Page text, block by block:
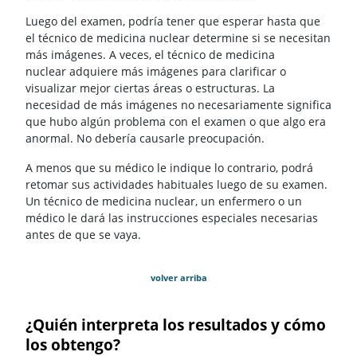
Luego del examen, podría tener que esperar hasta que
el técnico de medicina nuclear determine si se necesitan
más imágenes. A veces, el técnico de medicina
nuclear adquiere más imágenes para clarificar o
visualizar mejor ciertas áreas o estructuras. La
necesidad de más imágenes no necesariamente significa
que hubo algún problema con el examen o que algo era
anormal. No debería causarle preocupación.
A menos que su médico le indique lo contrario, podrá
retomar sus actividades habituales luego de su examen.
Un técnico de medicina nuclear, un enfermero o un
médico le dará las instrucciones especiales necesarias
antes de que se vaya.
volver arriba
¿Quién interpreta los resultados y cómo
los obtengo?